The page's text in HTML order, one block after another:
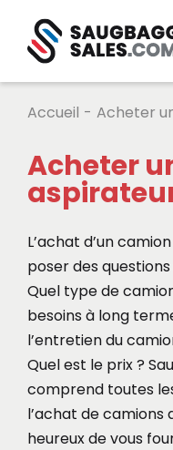
Accueil - Acheter
Acheter
L’achat d’un
poser des
Quel type de
besoins à long
l’entretien du
Quel est le prix ?
comprend toutes
l’achat de camions
heureux de vous